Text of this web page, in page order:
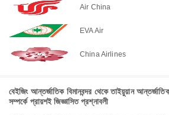
Air China
EVA Air
China Airlines
বেইজিং আন্তর্জাতিক বিমানবন্দর থেকে তাইয়ুয়ান
সম্পর্কে প্রায়শই জিজ্ঞাসিত প্রশ্নাবলী